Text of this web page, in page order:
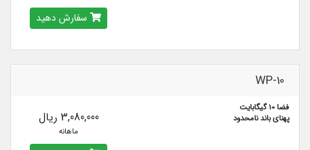
سفارش دهید
WP-10
فضا 10 گیگابایت
پهنای باند نامحدود
3,080,000 ریال
ماهانه